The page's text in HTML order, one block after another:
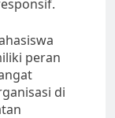
peran
di